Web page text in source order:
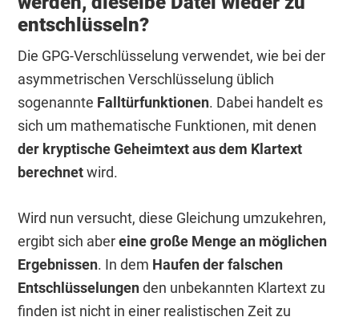
entschlüsseln?
Die GPG-Verschlüsselung verwendet, wie bei der
asymmetrischen Verschlüsselung üblich
sogenannte Falltürfunktionen. Dabei handelt es
sich um mathematische Funktionen, mit denen
der kryptische Geheimtext aus dem Klartext
berechnetwird.
Wird nun versucht, diese Gleichung umzukehren,
ergibt sich abereine große Menge an möglichen
Ergebnissen. In dem Haufen der falschen
Entschlüsselungenden unbekannten Klartext zu
finden ist nicht in einer realistischen Zeit zu